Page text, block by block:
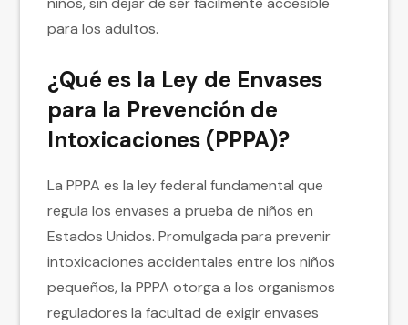
para los adultos.
¿Qué es la Ley de Envases
para la Prevención de
Intoxicaciones (PPPA)?
La PPPA es la ley federal fundamental que
regula los envases a prueba de niños en
Estados Unidos. Promulgada para prevenir
intoxicaciones accidentales entre los niños
pequeños, la PPPA otorga a los organismos
reguladores la facultad de exigir envases